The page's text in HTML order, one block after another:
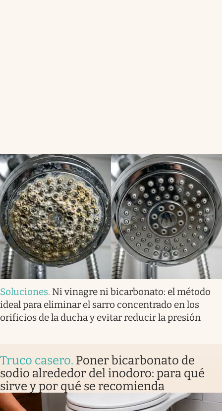
Soluciones. Ni vinagre ni bicarbonato: el método
ideal para eliminar el sarro concentrado en los
orificios de la ducha y evitar reducir la presión
Truco casero. Poner bicarbonato de
sodio alrededor del inodoro: para qué
sirve y por qué se recomienda